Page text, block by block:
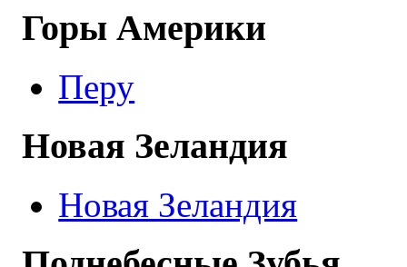
Горы Америки
Перу
Новая Зеландия
Новая Зеландия